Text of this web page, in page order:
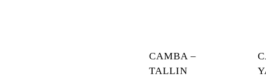
CAMBA –
TALLIN